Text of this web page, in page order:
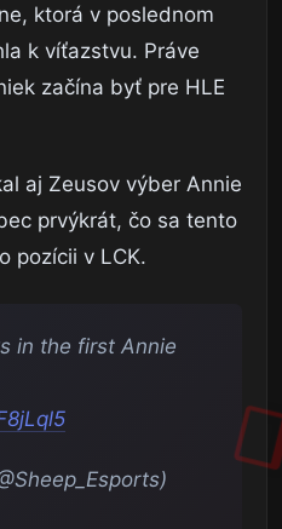
ktorá v poslednom
k víťazstvu. Práve
začína byť pre HLE
aj Zeusov výber Annie
prvýkrát, čo sa tento
pozícii v LCK.
in the first Annie